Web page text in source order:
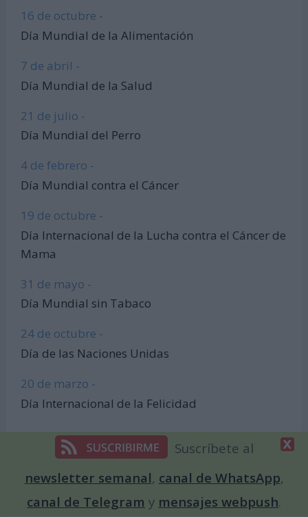
16 de octubre -
Día Mundial de la Alimentación
7 de abril -
Día Mundial de la Salud
21 de julio -
Día Mundial del Perro
4 de febrero -
Día Mundial contra el Cáncer
19 de octubre -
Día Internacional de la Lucha contra el Cáncer de
Mama
31 de mayo -
Día Mundial sin Tabaco
24 de octubre -
Día de las Naciones Unidas
20 de marzo -
Día Internacional de la Felicidad
Suscríbete al
newsletter semanal, canal de WhatsApp,
canal de Telegram y mensajes webpush.